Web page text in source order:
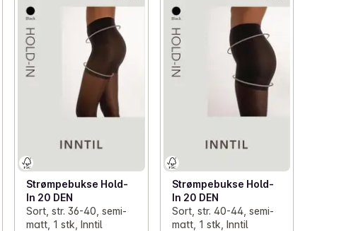
Strømpebukse Hold-
In 20 DEN
Sort, str. 36-40, semi-
matt, 1 stk, Inntil
Strømpebukse Hold-
In 20 DEN
Sort, str. 40-44, semi-
matt, 1 stk, Inntil